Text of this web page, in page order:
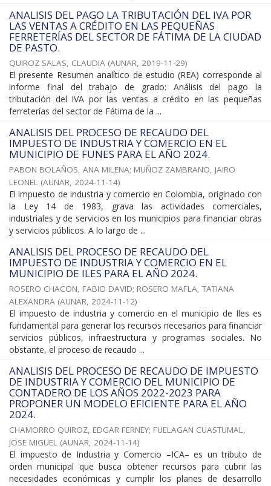
ANALISIS DEL PAGO LA TRIBUTACIÓN DEL IVA POR
LAS VENTAS A CRÉDITO EN LAS PEQUEÑAS
FERRETERÍAS DEL SECTOR DE FÁTIMA DE LA CIUDAD
DE PASTO.
QUIROZ SALAS, CLAUDIA (AUNAR, 2019-11-29)
El presente Resumen analítico de estudio (REA) corresponde al
informe final del trabajo de grado: Análisis del pago la
tributación del IVA por las ventas a crédito en las pequeñas
ferreterías del sector de Fátima de la ...
ANALISIS DEL PROCESO DE RECAUDO DEL
IMPUESTO DE INDUSTRIA Y COMERCIO EN EL
MUNICIPIO DE FUNES PARA EL AÑO 2024.
PABON BOLAÑOS, ANA MILENA; MUÑOZ ZAMBRANO, JAIRO
LEONEL (AUNAR, 2024-11-14)
El impuesto de industria y comercio en Colombia, originado con
la Ley 14 de 1983, grava las actividades comerciales,
industriales y de servicios en los municipios para financiar obras
y servicios públicos. A lo largo de ...
ANALISIS DEL PROCESO DE RECAUDO DEL
IMPUESTO DE INDUSTRIA Y COMERCIO EN EL
MUNICIPIO DE ILES PARA EL AÑO 2024.
ROSERO CHACON, FABIO DAVID; ROSERO MAFLA, TATIANA
ALEXANDRA (AUNAR, 2024-11-12)
El impuesto de industria y comercio en el municipio de Iles es
fundamental para generar los recursos necesarios para financiar
servicios públicos, infraestructura y programas sociales. No
obstante, el proceso de recaudo ...
ANALISIS DEL PROCESO DE RECAUDO DE IMPUESTO
DE INDUSTRIA Y COMERCIO DEL MUNICIPIO DE
CONTADERO DE LOS AÑOS 2022-2023 PARA
PROPONER UN MODELO EFICIENTE PARA EL AÑO
2024.
CHAMORRO QUIROZ, EDGAR FERNEY; FUELAGAN CUASTUMAL,
JOSE MIGUEL (AUNAR, 2024-11-14)
El impuesto de Industria y Comercio –ICA– es un tributo de
orden municipal que busca obtener recursos para cubrir las
necesidades económicas y cumplir los planes de desarrollo